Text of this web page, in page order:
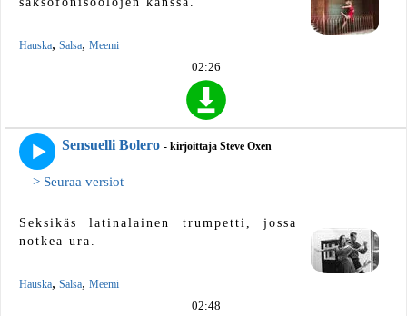
Hauska, Salsa, Meemi
02:26
Sensuelli Bolero - kirjoittaja Steve Oxen
> Seuraa versiot
Seksikäs latinalainen trumpetti, jossa
notkea ura.
Hauska, Salsa, Meemi
02:48